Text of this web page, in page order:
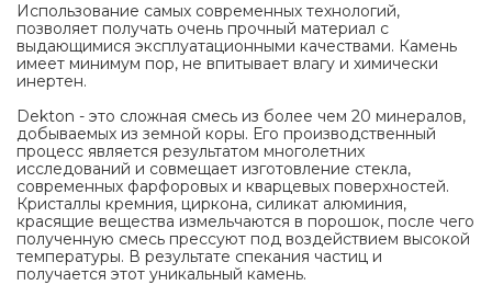
Использование самых современных технологий,
позволяет получать очень прочный материал с
выдающимися эксплуатационными качествами. Камень
имеет минимум пор, не впитывает влагу и химически
инертен.
Dekton - это сложная смесь из более чем 20 минералов,
добываемых из земной коры. Его производственный
процесс является результатом многолетних
исследований и совмещает изготовление стекла,
современных фарфоровых и кварцевых поверхностей.
Кристаллы кремния, циркона, силикат алюминия,
красящие вещества измельчаются в порошок, после чего
полученную смесь прессуют под воздействием высокой
температуры. В результате спекания частиц и
получается этот уникальный камень.